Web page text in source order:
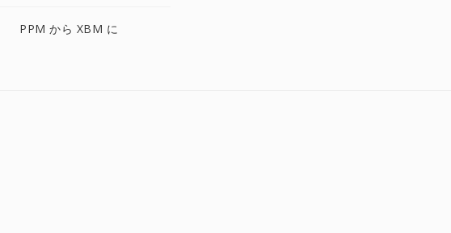
PPM から XBM に